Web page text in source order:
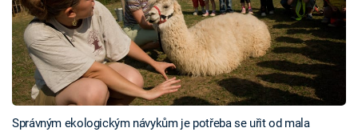
Správným ekologickým návykům je potřeba se uřit od mala